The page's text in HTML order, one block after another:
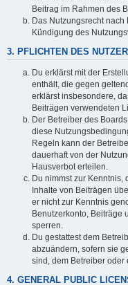
Beitrag im Rahmen des
Das Nutzungsrecht
Kündigung des
3. PFLICHTEN DES
Du erklärst mit der
enthält, die gegen
erklärst insbesondere,
Beiträgen verwendeten
Der Betreiber des
diese
Regeln kann der
dauerhaft von der
Hausverbot erteilen.
Du nimmst zur Kenntnis,
Inhalte von Beiträgen
er nicht zur Kenntnis
Benutzerkonto, Beiträge
sperren.
Du gestattest dem
abzuändern, sofern sie
sind, dem Betreiber oder
4. GENERAL PUBLIC